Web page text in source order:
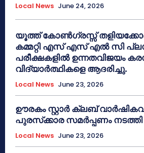
Local News June 24, 2026
യൂത്ത് കോൺഗ്രസ്സ്
കമ്മറ്റി എസ് എസ് എൽ സി
പരീക്ഷകളിൽ ഉന്നതവിജയം
വിദ്യാർത്ഥികളെ ആദരിച്ചു.
Local News June 23, 2026
ഊരകം സ്റ്റാർ ക്ലബ്
പുരസ്‌ക്കാര സമർപ്പണം നടത്തി
Local News June 23, 2026